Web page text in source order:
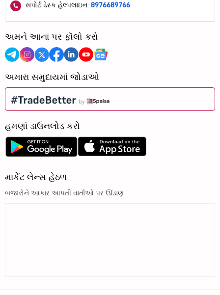
સપોર્ટ ડેસ્ક હેલ્પલાઇન: 8976689766
અમને આના પર ફૉલો કરો
અમારા સમુદાયમાં જોડાઓ
હમણાં ડાઉનલોડ કરો
માર્કેટ લેન્સ હેઠળ
બજારોને આકાર આપતી વાર્તાઓ પર ઊંડાણ